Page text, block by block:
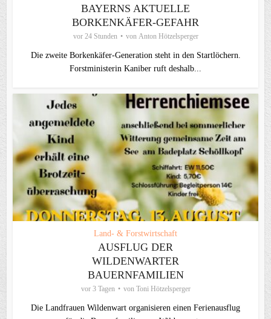
BAYERNS AKTUELLE
BORKENKÄFER-GEFAHR
vor 24 Stunden von Anton Hötzelsperger
Die zweite Borkenkäfer-Generation steht in den Startlöchern.
Forstministerin Kaniber ruft deshalb...
Land- & Forstwirtschaft
AUSFLUG DER
WILDENWARTER
BAUERNFAMILIEN
vor 3 Tagen von Toni Hötzelsperger
Die Landfrauen Wildenwart organisieren einen Ferienausflug